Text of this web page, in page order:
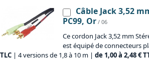
Câble Jack 3,52
PC99, Or / 06
Ce cordon Jack 3,52 mm
est équipé de connecteurs
TLC | 4 versions de 1,8 à 10 m | de 1,00 à 2,48 €